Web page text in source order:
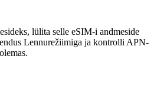
lülita selle eSIM-i andmeside
Lennurežiimiga ja kontrolli APN-